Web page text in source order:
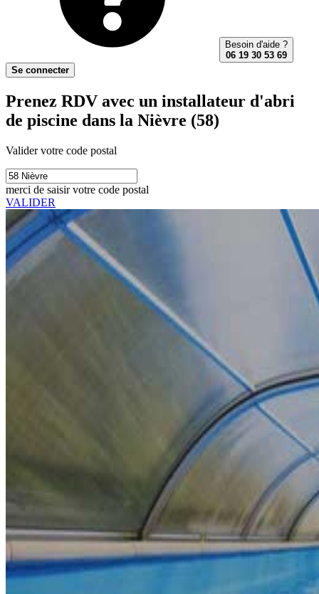
Besoin d'aide ?
06 19 30 53 69
Se connecter
Prenez RDV avec un installateur d'abri
de piscine dans la Nièvre (58)
Valider votre code postal
merci de saisir votre code postal
VALIDER